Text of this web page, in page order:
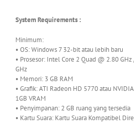
System Requirements :
Minimum:
• OS: Windows 7 32-bit atau lebih baru
• Prosesor: Intel Core 2 Quad @ 2.80
GHz
• Memori: 3 GB RAM
• Grafik: ATI Radeon HD 5770 atau
1GB VRAM
• Penyimpanan: 2 GB ruang yang tersedia
• Kartu Suara: Kartu Suara Kompatibel